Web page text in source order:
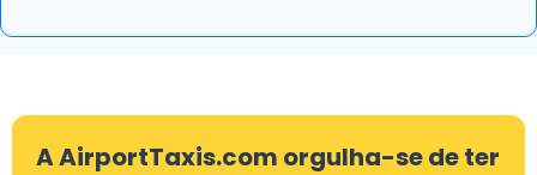
A AirportTaxis.com orgulha-se de ter